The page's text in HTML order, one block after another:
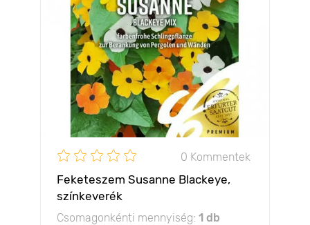
0 Kommentek
Feketeszem Susanne Blackeye,
színkeverék
Csomagonkénti mennyiség: 1 db